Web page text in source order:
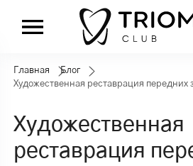
Главная
Блог
Художественная реставрация передних
Художественная
реставрация